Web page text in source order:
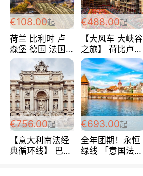
€108.00起
荷兰 比利时 卢
森堡 德国 法国
超爽玩遍西欧 循
环线 全程四星宾
馆 108欧/人/天
€488.00起
【大风车 大峡谷
之旅】 荷比卢德
法 巴黎上下 经
典五国四日游
488欧/人
€756.00起
【意大利南法经
典循环线】 巴黎
€693.00起
全年团期！永恒
绿线 「意国法